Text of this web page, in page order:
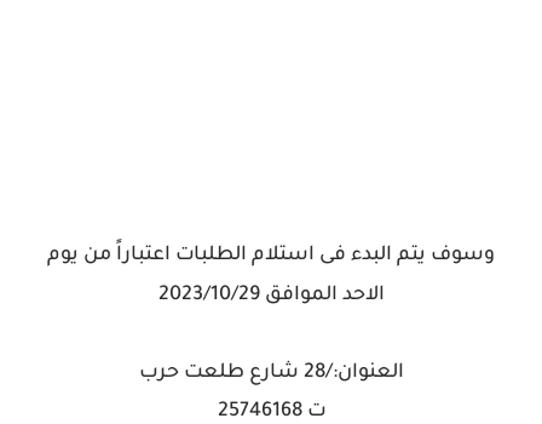
وسوف يتم البدء فى استلام الطلبات اعتباراً من يوم
الاحد الموافق 2023/10/29
العنوان:/28 شارع طلعت حرب
ت 25746168